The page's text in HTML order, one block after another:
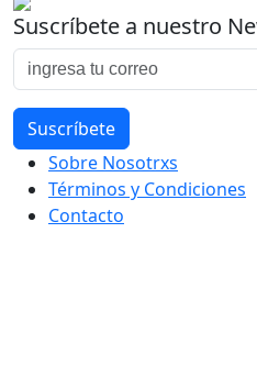
Suscríbete a nuestro
Sobre Nosotrxs
Términos y Condiciones
Contacto